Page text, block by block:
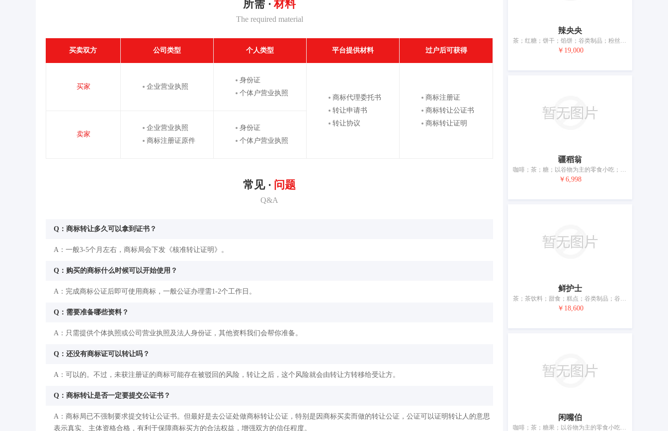
所需 · 材料
The required material
买卖双方 公司类型 个人类型 平台提供材料 过户后可获得
买家 企业营业执照
身份证
个体户营业执照
商标代理委托书
转让申请书
转让协议
商标注册证
商标转让公证书
商标转让证明
卖家
企业营业执照
商标注册证原件
身份证
个体户营业执照
常见 · 问题
Q&A
Q：商标转让多久可以拿到证书？
A：一般3-5个月左右，商标局会下发《核准转让证明》。
Q：购买的商标什么时候可以开始使用？
A：完成商标公证后即可使用商标，一般公证办理需1-2个工作日。
Q：需要准备哪些资料？
A：只需提供个体执照或公司营业执照及法人身份证，其他资料我们会帮你准备。
Q：还没有商标证可以转让吗？
A：可以的。不过，未获注册证的商标可能存在被驳回的风险，转让之后，这个风险就会由转让方转移给受让方。
Q：商标转让是否一定要提交公证书？
A：商标局已不强制要求提交转让公证书。但最好是去公证处做商标转让公证，特别是因商标买卖而做的转让公证，公证可以证明转让人的意思
表示真实、主体资格合格，有利于保障商标买方的合法权益，增强双方的信任程度。
辣央央
茶；红糖；饼干；馅饼；谷类制品；粉丝；辣椒酱；涮羊肉调料；调味品；调味酱
￥19,000
疆稻翁
咖啡；茶；糖；以谷物为主的零食小吃；方便米饭；谷类制品；米；食用淀粉；调味品；发面团用酵素
￥6,998
鲜护士
茶；茶饮料；甜食；糕点；谷类制品；谷粉；食用淀粉；酱油；醋；调味品
￥18,600
闲嘴伯
咖啡；茶；糖果；以谷物为主的零食小吃；糕点；面包；饺子；谷类制品；面条；调味品